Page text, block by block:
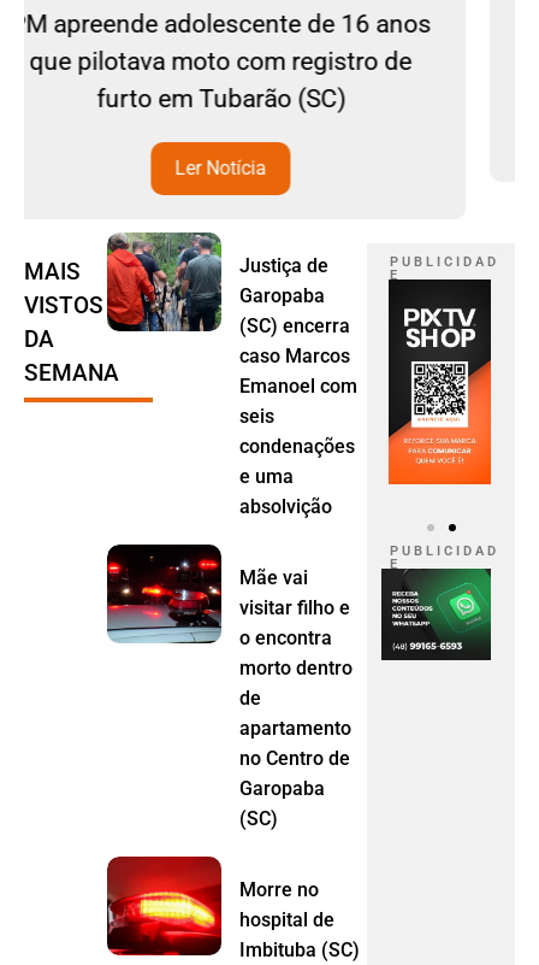
anos
de
Ciclone bomba continua no
Sudeste do país
MAIS
VISTOS
DA
SEMANA
Justiça de
Garopaba
(SC) encerra
caso Marcos
Emanoel com
seis
condenações
e uma
absolvição
Mãe vai
visitar filho e
o encontra
morto dentro
de
apartamento
no Centro de
Garopaba
(SC)
Morre no
hospital de
Imbituba (SC)
P U B L I C I D A D
E
P U B L I C I D A D
E